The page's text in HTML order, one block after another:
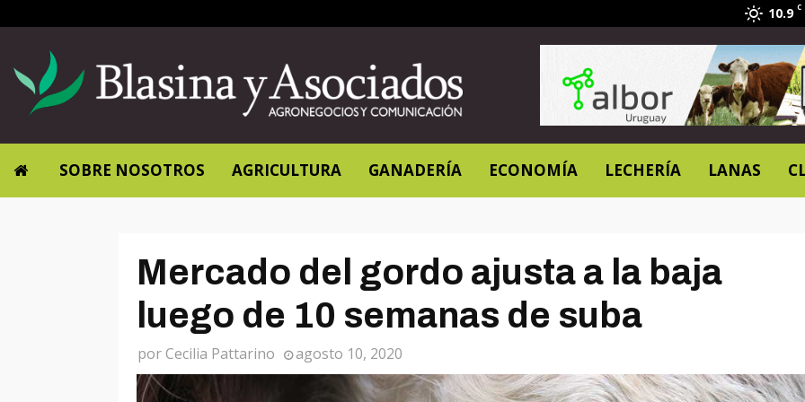
10.9 C
SOBRE NOSOTROS AGRICULTURA GANADERÍA ECONOMÍA LECHERÍA LANAS
Mercado del gordo ajusta a la baja
luego de 10 semanas de suba
porCecilia Pattarino agosto 10, 2020